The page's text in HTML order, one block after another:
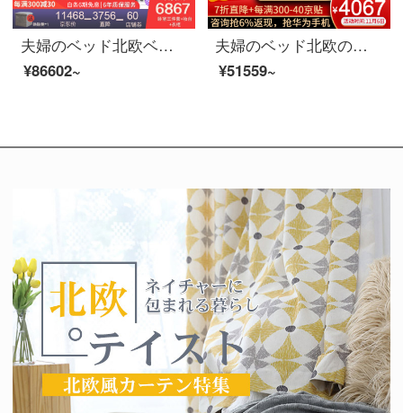
夫婦のベッド北欧ベッドのダブルベッド1.8メートルのシンプルなベッドルームで、布芸ベッドの逸品家具ベッド+マットレス+マットレス1つ+化粧台のベンチ+3つのクローゼット1500*2000
¥86602~
夫婦のベッド北欧の軽奢なツインベッド1.8メートルの近代的なシンプルなベッドルームの家具の逸品のベッド+3 E椰子のベッドのマットレス+マットレス*2 1800*2000
¥51559~